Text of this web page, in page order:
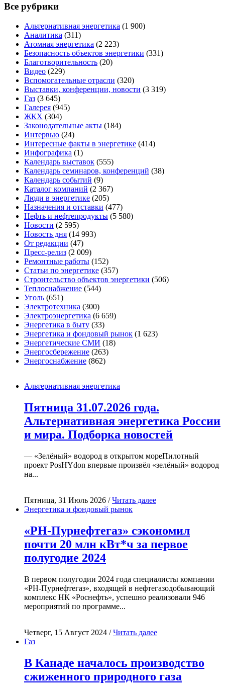
Все рубрики
Альтернативная энергетика (1 900)
Аналитика (311)
Атомная энергетика (2 223)
Безопасность объектов энергетики (331)
Благотворительность (20)
Видео (229)
Вспомогательные отрасли (320)
Выставки, конференции, новости (3 319)
Газ (3 645)
Галерея (945)
ЖКХ (304)
Законодательные акты (184)
Интервью (24)
Интересные факты в энергетике (414)
Инфографика (1)
Календарь выставок (555)
Календарь семинаров, конференций (38)
Календарь событий (9)
Каталог компаний (2 367)
Люди в энергетике (205)
Назначения и отставки (477)
Нефть и нефтепродукты (5 580)
Новости (2 595)
Новость дня (14 993)
От редакции (47)
Пресс-релиз (2 009)
Ремонтные работы (152)
Статьи по энергетике (357)
Строительство объектов энергетики (506)
Теплоснабжение (544)
Уголь (651)
Электротехника (300)
Электроэнергетика (6 659)
Энергетика в быту (33)
Энергетика и фондовый рынок (1 623)
Энергетические СМИ (18)
Энергосбережение (263)
Энергоснабжение (862)
Альтернативная энергетика
Пятница 31.07.2026 года.
Альтернативная энергетика России
и мира. Подборка новостей
— «Зелёный» водород в открытом мореПилотный
проект PosHYdon впервые произвёл «зелёный» водород
на...
Пятница, 31 Июль 2026 /Читать далее
Энергетика и фондовый рынок
«РН-Пурнефтегаз» сэкономил
почти 20 млн кВт*ч за первое
полугодие 2024
В первом полугодии 2024 года специалисты компании
«РН-Пурнефтегаз», входящей в нефтегазодобывающий
комплекс НК «Роснефть», успешно реализовали 946
мероприятий по программе...
Четверг, 15 Август 2024 /Читать далее
Газ
В Канаде началось производство
сжиженного природного газа